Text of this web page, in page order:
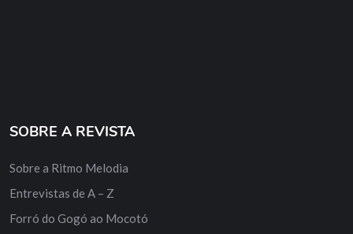
SOBRE A REVISTA
Sobre a Ritmo Melodia
Entrevistas de A – Z
Forró do Gogó ao Mocotó